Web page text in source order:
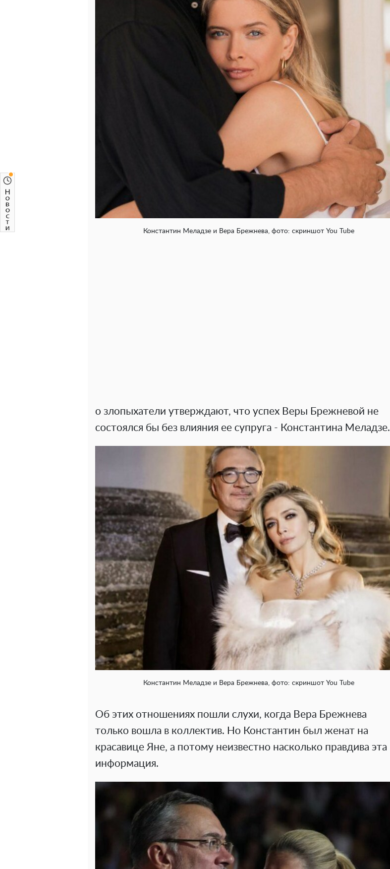
Константин Меладзе и Вера Брежнева, фото: скриншот You Tube
о злопыхатели утверждают, что успех Веры Брежневой не
состоялся бы без влияния ее супруга - Константина Меладзе.
Константин Меладзе и Вера Брежнева, фото: скриншот You Tube
Об этих отношениях пошли слухи, когда Вера Брежнева
только вошла в коллектив. Но Константин был женат на
красавице Яне, а потому неизвестно насколько правдива эта
информация.